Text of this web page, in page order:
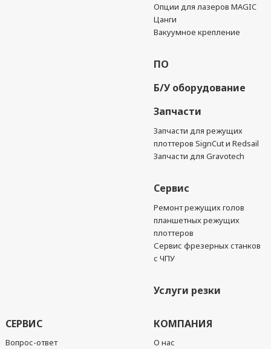
Опции для лазеров MAGIC
Цанги
Вакуумное крепление
ПО
Б/У оборудование
Запчасти
Запчасти для режущих
плоттеров SignCut и Redsail
Запчасти для Gravotech
Сервис
Ремонт режущих голов
планшетных режущих
плоттеров
Сервис фрезерных станков
с ЧПУ
Услуги резки
СЕРВИС
Вопрос-ответ
КОМПАНИЯ
О нас